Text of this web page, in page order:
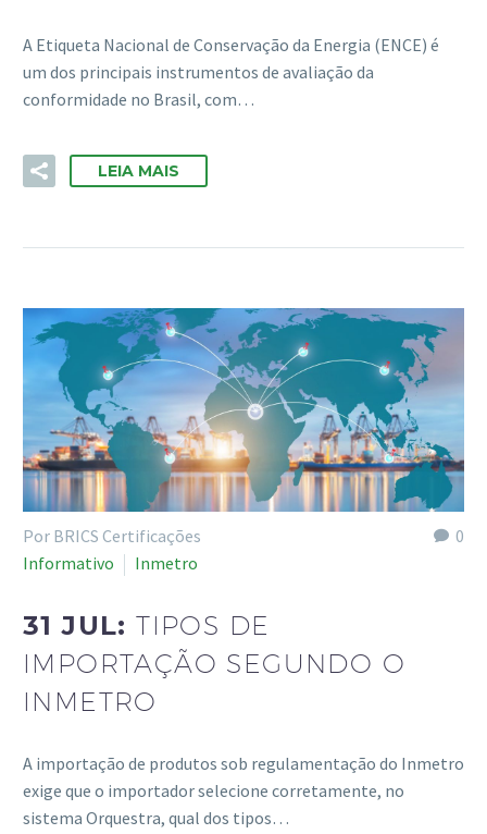
A Etiqueta Nacional de Conservação da Energia (ENCE) é
um dos principais instrumentos de avaliação da
conformidade no Brasil, com…
LEIA MAIS
0
Por BRICS Certificações
Informativo
Inmetro
31 JUL:TIPOS DE
IMPORTAÇÃO SEGUNDO O
INMETRO
A importação de produtos sob regulamentação do Inmetro
exige que o importador selecione corretamente, no
sistema Orquestra, qual dos tipos…